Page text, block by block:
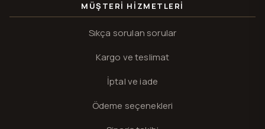
MÜŞTERI HIZMETLERI
Sıkça sorulan sorular
Kargo ve teslimat
İptal ve iade
Ödeme seçenekleri